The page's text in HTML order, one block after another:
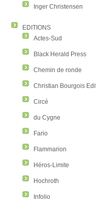
Inger Christensen
EDITIONS
Actes-Sud
Black Herald Press
Chemin de ronde
Christian Bourgois
Circé
du Cygne
Fario
Flammarion
Héros-Limite
Hochroth
Infolio